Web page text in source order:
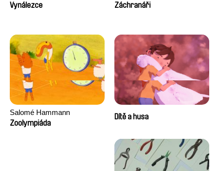
Vynálezce
Camille Jalabert, Oscar Malet
Záchranáři
Salomé Hammann
Zoolympiáda
Dítě a husa